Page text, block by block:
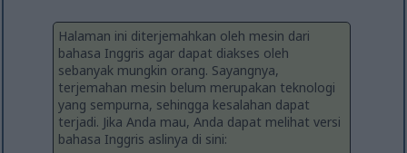
Halaman ini diterjemahkan oleh mesin dari
bahasa Inggris agar dapat diakses oleh
sebanyak mungkin orang. Sayangnya,
terjemahan mesin belum merupakan teknologi
yang sempurna, sehingga kesalahan dapat
terjadi. Jika Anda mau, Anda dapat melihat versi
bahasa Inggris aslinya di sini: